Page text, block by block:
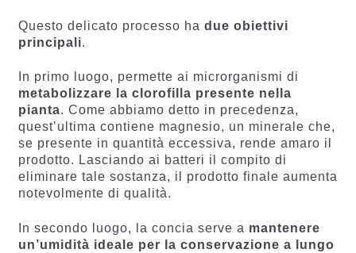
Questo delicato processo ha due obiettivi
principali.
In primo luogo, permette ai microrganismi di
metabolizzare la clorofilla presente nella
pianta. Come abbiamo detto in precedenza,
quest’ultima contiene magnesio, un minerale che,
se presente in quantità eccessiva, rende amaro il
prodotto. Lasciando ai batteri il compito di
eliminare tale sostanza, il prodotto finale aumenta
notevolmente di qualità.
In secondo luogo, la concia serve a mantenere
un’umidità ideale per la conservazione a lungo